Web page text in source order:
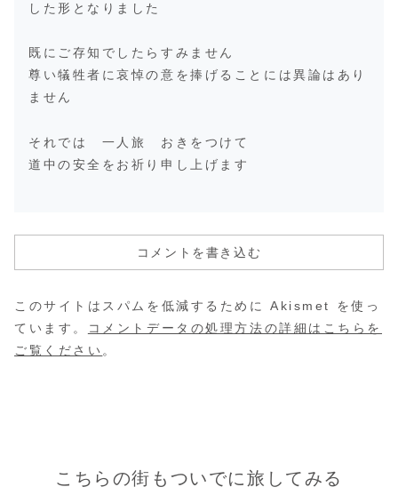
した形となりました
既にご存知でしたらすみません
尊い犠牲者に哀悼の意を捧げることには異論はあり
ません
それでは 一人旅 おきをつけて
道中の安全をお祈り申し上げます
コメントを書き込む
このサイトはスパムを低減するために Akismet を使っ
ています。
コメントデータの処理方法の詳細はこちらを
ご覧ください 。
こちらの街もついでに旅してみる